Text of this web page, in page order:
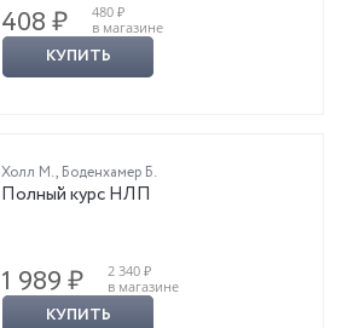
408 ₽
480 ₽
в магазине
КУПИТЬ
Холл М., Боденхамер Б.
Полный курс НЛП
1 989 ₽
2 340 ₽
в магазине
КУПИТЬ